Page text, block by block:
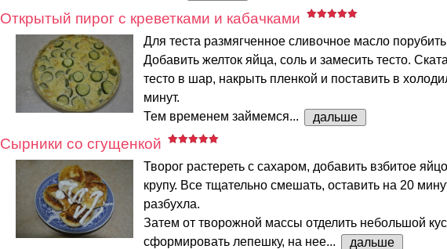
Открытый пирог с креветками и кабачками
Для теста размягченное сливочное масло
Добавить желток яйца, соль и замесить тесто.
тесто в шар, накрыть пленкой и поставить в
минут.
Тем временем займемся...
дальше
Сырники со сгущенкой
Творог растереть с сахаром, добавить взбитое
крупу. Все тщательно смешать, оставить на 20
разбухла.
Затем от творожной массы отделить небольшой
сформировать лепешку, на нее...
дальше